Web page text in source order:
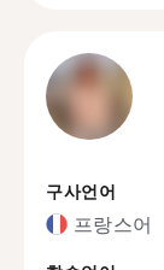
구사언어
프랑스어